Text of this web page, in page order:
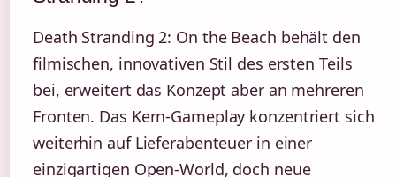
Death Stranding 2: On the Beach behält den
filmischen, innovativen Stil des ersten Teils
bei, erweitert das Konzept aber an mehreren
Fronten. Das Kern-Gameplay konzentriert sich
weiterhin auf Lieferabenteuer in einer
einzigartigen Open-World, doch neue